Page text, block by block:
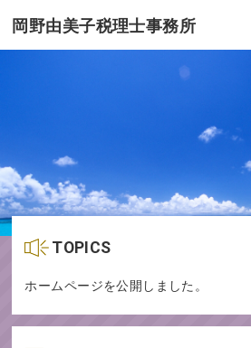
岡野由美子税理士事務所
TOPICS
ホームページを公開しました。